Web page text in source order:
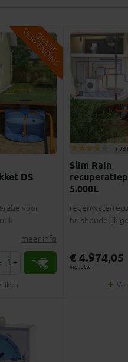
G
R
A
T
I
S
V
E
R
Z
E
N
D
I
N
G
DS
voor
meer info
- +
1
Slim Rain
5.000L
huishoudelijk
€ 4.974,05
incl.btw